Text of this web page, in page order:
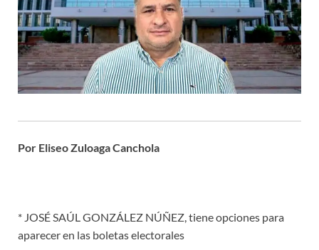
Por Eliseo Zuloaga Canchola
* JOSÉ SAÚL GONZÁLEZ NÚÑEZ, tiene opciones para
aparecer en las boletas electorales